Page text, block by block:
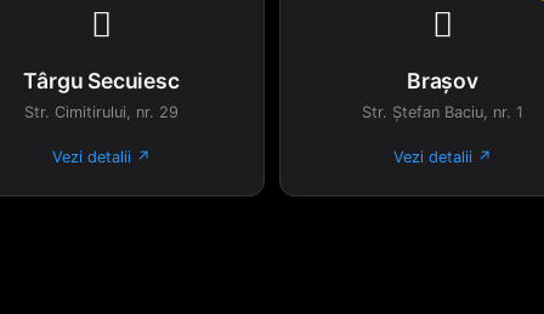

Târgu Secuiesc
Str. Cimitirului, nr. 29
Vezi detalii ↗

Brașov
Str. Ștefan Baciu, nr. 1
Vezi detalii ↗